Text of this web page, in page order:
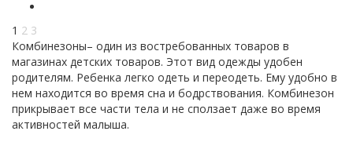
1 2 3
Комбинезоны– один из востребованных товаров в
магазинах детских товаров. Этот вид одежды удобен
родителям. Ребенка легко одеть и переодеть. Ему удобно в
нем находится во время сна и бодрствования. Комбинезон
прикрывает все части тела и не сползает даже во время
активностей малыша.